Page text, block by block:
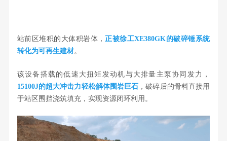
站前区堆积的大体积岩体，正被徐工XE380GK的破碎锤系统
转化为可再生建材。
该设备搭载的低速大扭矩发动机与大排量主泵协同发力，
15100J的超大冲击力轻松解体围岩巨石 ，破碎后的骨料直接用
于站区围挡浇筑填充，实现资源闭环利用。